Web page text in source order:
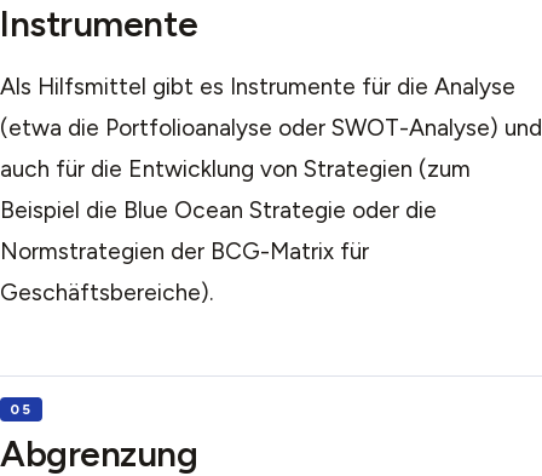
Instrumente
Als Hilfsmittel gibt es Instrumente für die Analyse
(etwa die Portfolioanalyse oder SWOT-Analyse) und
auch für die Entwicklung von Strategien (zum
Beispiel die Blue Ocean Strategie oder die
Normstrategien der BCG-Matrix für
Geschäftsbereiche).
Abgrenzung